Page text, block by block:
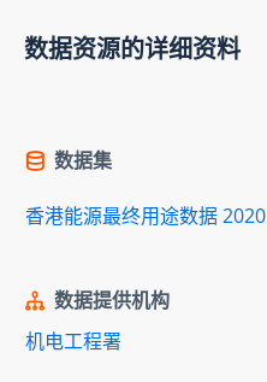
数据资源的详细资料
数据集
香港能源最终用途数据 2020
数据提供机构
机电工程署